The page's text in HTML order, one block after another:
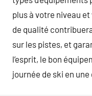
plus à votre niveau
de qualité
sur les pistes, et
l’esprit, le bon
journée de ski en